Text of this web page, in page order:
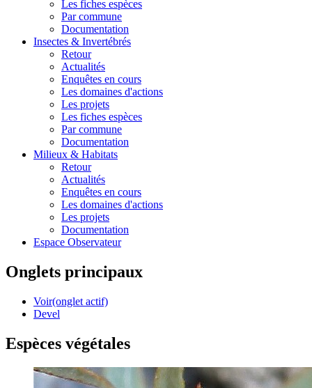
Les fiches espèces
Par commune
Documentation
Insectes & Invertébrés
Retour
Actualités
Enquêtes en cours
Les domaines d'actions
Les projets
Les fiches espèces
Par commune
Documentation
Milieux & Habitats
Retour
Actualités
Enquêtes en cours
Les domaines d'actions
Les projets
Documentation
Espace Observateur
Onglets principaux
Voir(onglet actif)
Devel
Espèces végétales